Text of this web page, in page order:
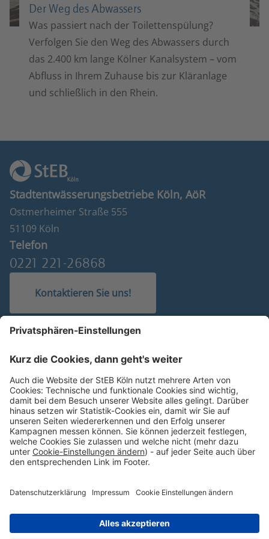
Der Weg des Abwassers
Was passiert nach der Toilettenspülung?
Verfolgen Sie den Weg des Abwassers durch
das 2.400 km lange Kölner Kanalsystem – vom
Abfluss in Ihrem Zuhause bis zur Kläranlage
und schließlich in den Rhein.
Stadtentwässerungsbetriebe Köln, AöR
Ostmerheimer Straße 555
51109 Köln
Telefon
0221 221-26868
Kontaktieren Sie uns!
Weitere Angebote
Kölner Parkweiher
RegenKompass
Überflutungsgefahrenkarten
WasserRisikoCheck
Online-Planauskunft
Besuchen Sie uns